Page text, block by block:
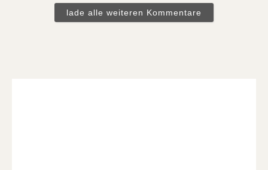
lade alle weiteren Kommentare